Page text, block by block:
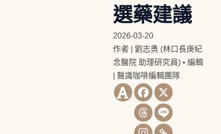
選藥建議
2026-03-20
作者 | 劉志勇 (林口長庚紀
念醫院 助理研究員)• 編輯
| 醫識咖啡編輯團隊